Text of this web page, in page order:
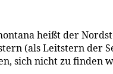
heißt der
(als Leitstern der
sich nicht zu finden